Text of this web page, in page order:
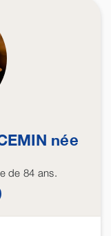
née
de 84 ans.